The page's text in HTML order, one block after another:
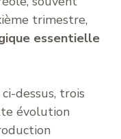
trimestre,
essentielle
dessus, trois
évolution